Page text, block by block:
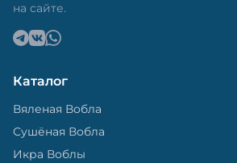
на сайте.
Каталог
Вяленая Вобла
Сушёная Вобла
Икра Воблы